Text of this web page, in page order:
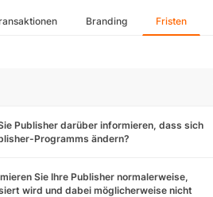
Branding Fristen
Publisher darüber informieren, dass sich
Programms ändern?
Sie Ihre Publisher normalerweise,
wird und dabei möglicherweise nicht